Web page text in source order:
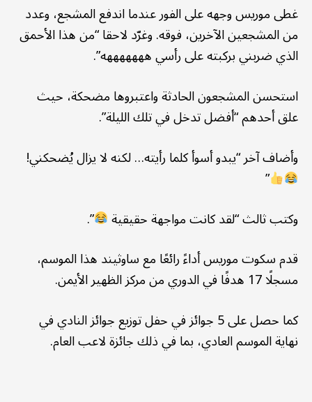
غطى موريس وجهه على الفور عندما اندفع المشجع، وعدد
من المشجعين الآخرين، فوقه. وغرّد لاحقا “من هذا الأحمق
الذي ضربني بركبته على رأسي هههههههه”.
استحسن المشجعون الحادثة واعتبروها مضحكة، حيث
علق أحدهم “أفضل تدخل في تلك الليلة”.
وأضاف آخر “يبدو أسوأ كلما رأيته… لكنه لا يزال يُضحكني!
”
وكتب ثالث “لقد كانت مواجهة حقيقية
”.
قدم سكوت موريس أداءً رائعًا مع ساوثيند هذا الموسم،
مسجلًا 17 هدفًا في الدوري من مركز الظهير الأيمن.
كما حصل على 5 جوائز في حفل توزيع جوائز النادي في
نهاية الموسم العادي، بما في ذلك جائزة لاعب العام.